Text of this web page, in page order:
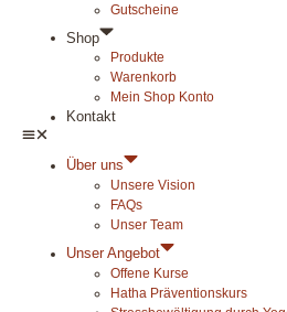
Gutscheine
Shop
Produkte
Warenkorb
Mein Shop Konto
Kontakt
Über uns
Unsere Vision
FAQs
Unser Team
Unser Angebot
Offene Kurse
Hatha Präventionskurs